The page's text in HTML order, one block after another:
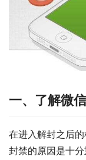
一、了解微
在进入解封之后
封禁的原因是十